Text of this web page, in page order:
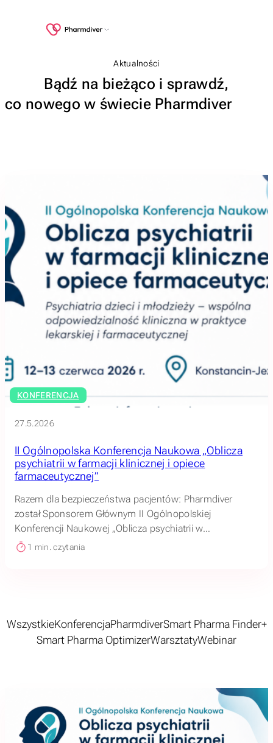
Aktualności
Bądź na bieżąco i sprawdź,
co nowego w świecie Pharmdiver
KONFERENCJA
27.5.2026
II Ogólnopolska Konferencja Naukowa „Oblicza
psychiatrii w farmacji klinicznej i opiece
farmaceutycznej”
Razem dla bezpieczeństwa pacjentów: Pharmdiver
został Sponsorem Głównym II Ogólnopolskiej
Konferencji Naukowej „Oblicza psychiatrii w…
1 min. czytania
WszystkieKonferencjaPharmdiverSmart Pharma Finder+
Smart Pharma OptimizerWarsztatyWebinar